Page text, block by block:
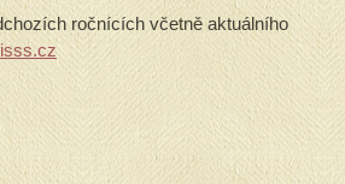
ročnících včetně aktuálního